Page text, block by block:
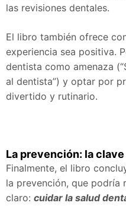
las revisiones dentales.
El libro también ofrece
experiencia sea positiva.
dentista como amenaza
al dentista”) y optar por
divertido y rutinario.
La prevención: la
Finalmente, el libro
la prevención, que podría
claro: cuidar la salud